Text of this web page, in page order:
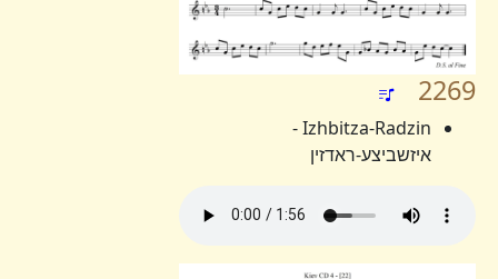
2269
Izhbitza-Radzin -
איזשביצע-ראדזין